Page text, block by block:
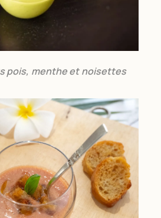
pois, menthe et noisettes